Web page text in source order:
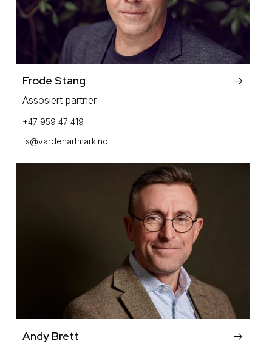
Frode Stang
Assosiert partner
->
+47 959 47 419
fs@vardehartmark.no
Andy Brett ->